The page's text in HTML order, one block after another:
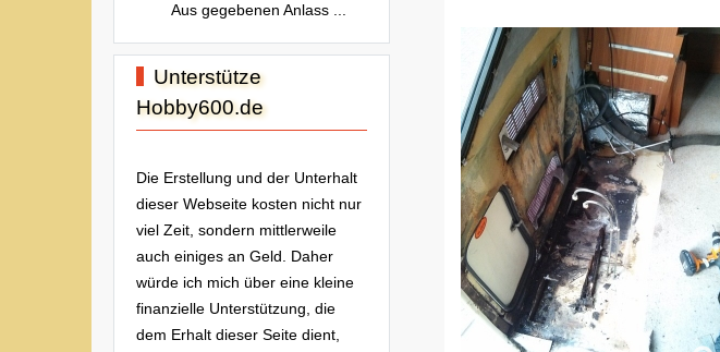
Aus gegebenen Anlass ...
Unterstütze
Hobby600.de
Die Erstellung und der Unterhalt
dieser Webseite kosten nicht nur
viel Zeit, sondern mittlerweile
auch einiges an Geld. Daher
würde ich mich über eine kleine
finanzielle Unterstützung, die
dem Erhalt dieser Seite dient,